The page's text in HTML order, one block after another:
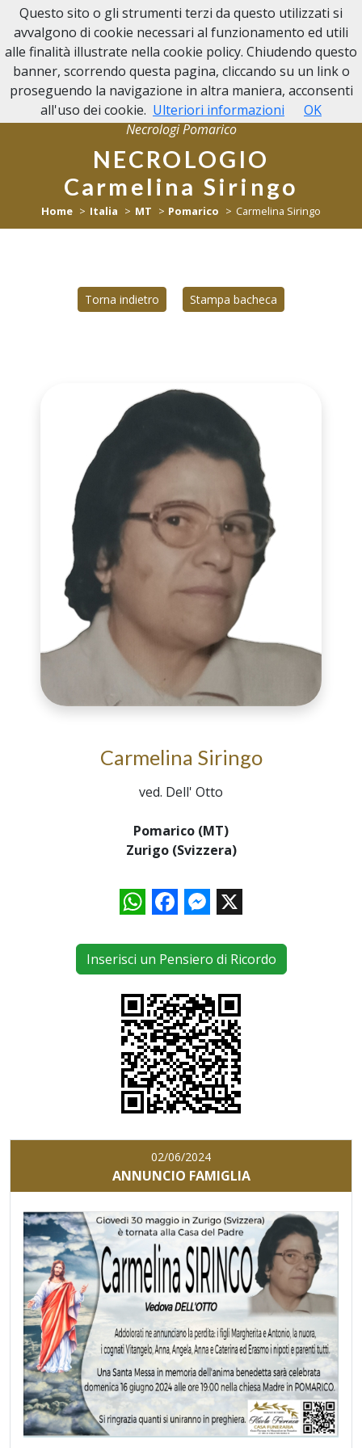
NECROLOGI POMARICO
Necrologi Pomarico
NECROLOGIO
Carmelina Siringo
Home Italia MT Pomarico Carmelina Siringo
Torna indietro Stampa bacheca
Carmelina Siringo
ved. Dell' Otto
Pomarico (MT)
Zurigo (Svizzera)
WhatsAppFacebookMessenger
X
Inserisci un Pensiero di Ricordo
02/06/2024
ANNUNCIO FAMIGLIA
Questo sito o gli strumenti terzi da questo utilizzati si
avvalgono di cookie necessari al funzionamento ed utili
alle finalità illustrate nella cookie policy. Chiudendo questo
banner, scorrendo questa pagina, cliccando su un link o
proseguendo la navigazione in altra maniera, acconsenti
all'uso dei cookie. Ulteriori informazioni OK